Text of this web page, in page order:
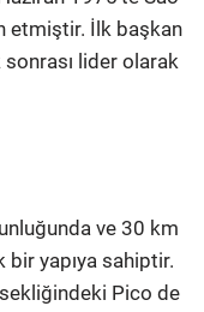
etmiştir. İlk başkan
sonrası lider olarak
ve 30 km
bir yapıya sahiptir.
Pico de